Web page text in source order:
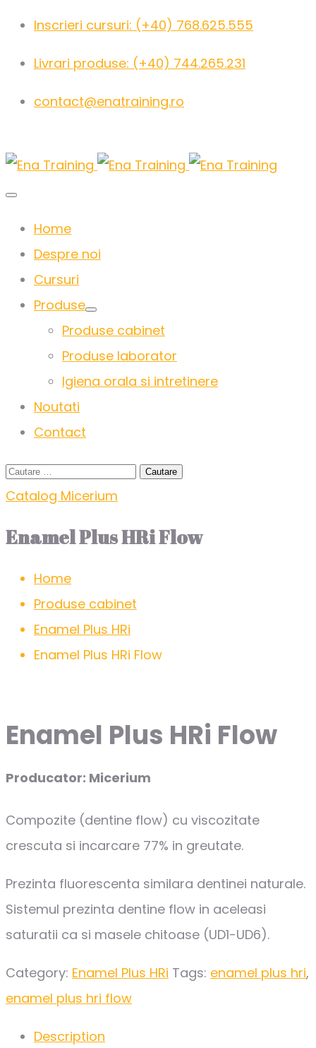
Inscrieri cursuri: (+40) 768.625.555
Livrari produse: (+40) 744.265.231
contact@enatraining.ro
Home
Despre noi
Cursuri
Produse
Produse cabinet
Produse laborator
Igiena orala si intretinere
Noutati
Contact
Catalog Micerium
Enamel Plus HRi Flow
Home
Produse cabinet
Enamel Plus HRi
Enamel Plus HRi Flow
Enamel Plus HRi Flow
Producator: Micerium
Compozite (dentine flow) cu viscozitate
crescuta si incarcare 77% in greutate.
Prezinta fluorescenta similara dentinei naturale.
Sistemul prezinta dentine flow in aceleasi
saturatii ca si masele chitoase (UD1-UD6).
Category: Enamel Plus HRi Tags: enamel plus hri,
enamel plus hri flow
Description